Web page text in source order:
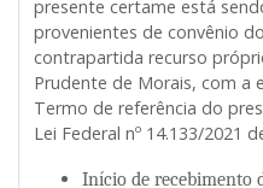
presente certame está
provenientes de convênio
contrapartida recurso
Prudente de Morais, com a
Termo de referência do
Lei Federal nº 14.133/2021
Início de recebimento